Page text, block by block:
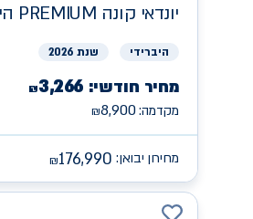
יונדאי קונה PREMIUM היברידי
היברידי שנת 2026
מחיר חודשי: ₪3,266
מקדמה: ₪8,900
מחירון יבואן: ₪176,990